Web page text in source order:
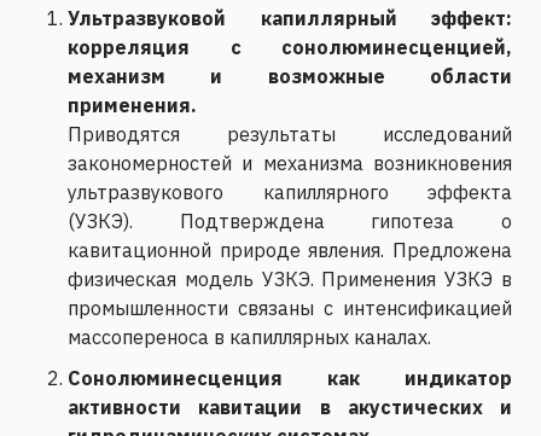
Ультразвуковой капиллярный эффект:
корреляция с сонолюминесценцией,
механизм и возможные области
применения.
Приводятся результаты исследований
закономерностей и механизма возникновения
ультразвукового капиллярного эффекта
(УЗКЭ). Подтверждена гипотеза о
кавитационной природе явления. Предложена
физическая модель УЗКЭ. Применения УЗКЭ в
промышленности связаны с интенсификацией
массопереноса в капиллярных каналах.
Сонолюминесценция как индикатор
активности кавитации в акустических и